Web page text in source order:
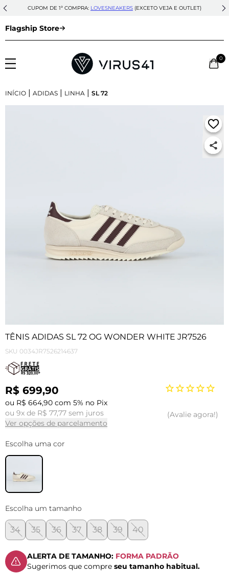
CUPOM DE 1ª COMPRA: LOVESNEAKERS (EXCETO VEJA E OUTLET)
Flagship Store
0
INÍCIO | ADIDAS | LINHA | SL 72
TÊNIS ADIDAS SL 72 OG WONDER WHITE JR7526
SKU 0034JR7526214637
R$ 699,90
ou R$ 664,90 com 5% no Pix
ou 9x de R$ 77,77 sem juros
Ver opções de parcelamento
Avalie agora!
Escolha uma cor
Escolha um tamanho
34 35 36 37 38 39 40
ALERTA DE TAMANHO: FORMA PADRÃO
Sugerimos que compre seu tamanho habitual.